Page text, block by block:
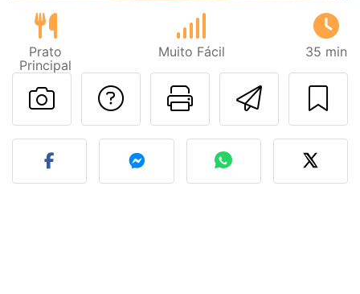
Prato
Principal
Muito Fácil 35 min
Imprima
Falar com o autor
Fez esta receita?